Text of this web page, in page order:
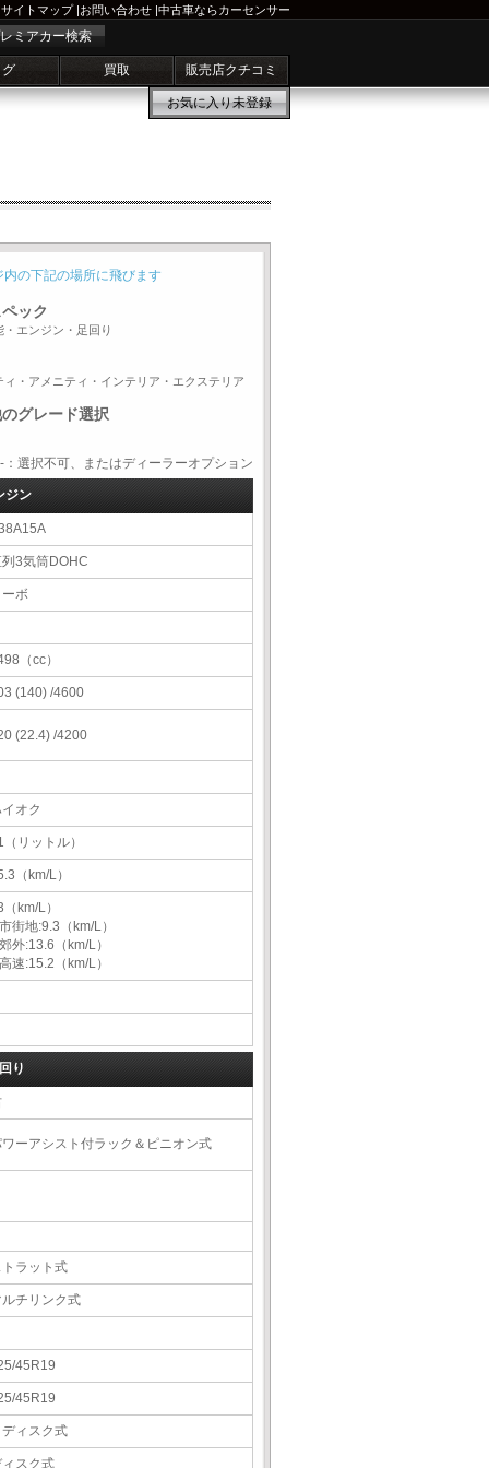
サイトマップ|お問い合わせ |中古車ならカーセンサー
ミアカー検索
買取 販売店クチコミ
お気に入り未登録
内の下記の場所に飛びます
ック
・エンジン・足回り
ィ・アメニティ・インテリア・エクステリア
グレード選択
択不可、またはディーラーオプション
ジン
3気筒DOHC
ボ
（cc）
(140) /4600
(22.4) /4200
オク
（リットル）
（km/L）
km/L）
街地:9.3（km/L）
外:13.6（km/L）
速:15.2（km/L）
り
ーアシスト付ラック＆ピニオン式
ラット式
チリンク式
45R19
45R19
ィスク式
スク式